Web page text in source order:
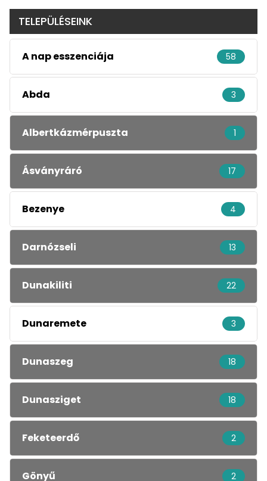
TELEPÜLÉSEINK
A nap esszenciája 58
Abda 3
Albertkázmérpuszta 1
Ásványráró 17
Bezenye 4
Darnózseli 13
Dunakiliti 22
Dunaremete 3
Dunaszeg 18
Dunasziget 18
Feketeerdő 2
Gönyű 2